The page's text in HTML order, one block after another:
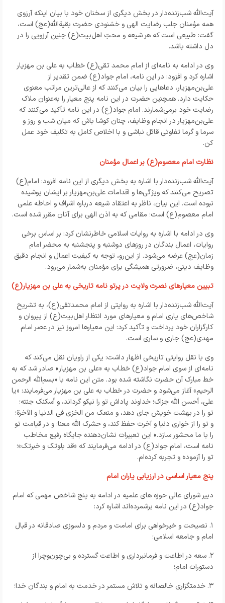
آیت‌الله شب‌زنده‌دار در بخش دیگری از سخنان خود با بیان اینکه آرزوی
همه مؤمنان جلب رضایت الهی و خشنودی حضرت بقیةالله(عج) است،
گفت: طبیعی است که هر شیعه و محبّ اهل‌بیت(ع) چنین آرزویی را در
دل داشته باشد.
وی در ادامه به نامه‌ای از امام محمد تقی(ع) خطاب به علی بن مهزیار
اشاره کرد و افزود: در این نامه، امام جواد(ع) ضمن تقدیر از
علی‌بن‌مهزیار، دعاهایی را بیان می‌کنند که از عالی‌ترین مراتب معنوی
حکایت دارد. همچنین حضرت در این نامه پنج معیار را به‌عنوان ملاک
رضایت خود برمی‌شمارند. امام جواد(ع) در این نامه تأکید می‌کنند که
علی‌بن‌مهزیار در انجام وظایف، چنان کوشا باش که میان شب و روز و
سرما و گرما تفاوتی قائل نباشی و با اخلاص کامل به تکلیف خود عمل
کن.
نظارت امام معصوم(ع) بر اعمال مؤمنان
آیت‌الله شب‌زنده‌دار با اشاره به بخش دیگری از این نامه افزود: امام(ع)
تصریح می‌کنند که ویژگی‌ها و اقدامات علی‌بن‌مهزیار بر ایشان پوشیده
نبوده است. این بیان، ناظر به اعتقاد شیعه درباره اشراف و احاطه علمی
امام معصوم(ع) است؛ مقامی که به اذن الهی برای آنان مقرر شده است.
وی در ادامه با اشاره به روایات اسلامی خاطرنشان کرد: بر اساس برخی
روایات، اعمال بندگان در روزهای دوشنبه و پنجشنبه به محضر امام
زمان(عج) عرضه می‌شود. از این‌رو، توجه به کیفیت اعمال و انجام دقیق
وظایف دینی، ضرورتی همیشگی برای مؤمنان به‌شمار می‌رود.
تبیین معیارهای نصرت ولایت در پرتو نامه تاریخی به علی بن مهزیار(ع)
آیت‌الله شب‌زنده‌دار با اشاره به روایتی از امام محمدتقی(ع)، به تشریح
شاخص‌های یاری امام و معیارهای مورد انتظار اهل‌بیت(ع) از پیروان و
کارگزاران خود پرداخت و تأکید کرد: این معیارها امروز نیز در عصر امام
مهدی(عج) جاری و ساری است.
وی با نقل روایتی تاریخی اظهار داشت: یکی از راویان نقل می‌کند که
نامه‌ای از سوی امام جواد(ع) خطاب به «علی بن مهزیار» صادر شد که به
خط مبارک آن حضرت نگاشته شده بود. متن این نامه با «بسم‌الله الرحمن
الرحیم» آغاز می‌شود و حضرت در خطاب به علی بن مهزیار می‌فرمایند: «یا
علی، أحسن الله جزاک؛ خداوند پاداش تو را نیکو گرداند، و أسکنک جنته؛
تو را در بهشت خویش جای دهد، و منعک من الخزی فی الدنیا و الآخرة؛
و تو را از خواری دنیا و آخرت حفظ کند، و حشرک الله معنا؛ و در قیامت تو
را با ما محشور سازد.» این تعبیرات نشان‌دهنده جایگاه رفیع مخاطب
نامه است، امام جواد(ع) در ادامه می‌فرمایند که «قد بلوتک و خبرتک»؛
تو را آزموده و تجربه کرده‌ام.
پنج معیار اساسی در ارزیابی یاران امام
دبیر شورای عالی حوزه های علمیه در ادامه به پنج شاخص مهمی که امام
جواد(ع) در این نامه برشمرده‌اند اشاره کرد:
۱. نصیحت و خیرخواهی برای امامت و مردم و دلسوزی صادقانه در قبال
امام و جامعه اسلامی؛
۲. سعه در اطاعت و فرمانبرداری و اطاعت گسترده و بی‌چون‌وچرا از
دستورات امام؛
۳. خدمتگزاری خالصانه و تلاش مستمر در خدمت به امام و بندگان خدا؛